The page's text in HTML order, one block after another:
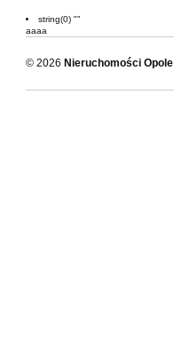
string(0) ""
aaaa
© 2026 Nieruchomości Opole